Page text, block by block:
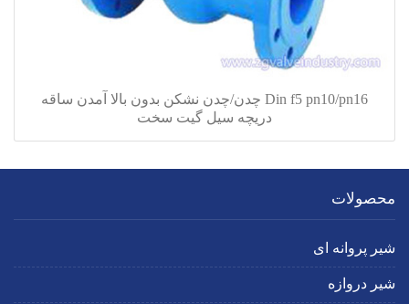
Din f5 pn10/pn16 چدن/چدن نشکن بدون بالا آمدن ساقه
دریچه سیل گیت سخت
محصولات
شیر پروانه ای
شیر دروازه